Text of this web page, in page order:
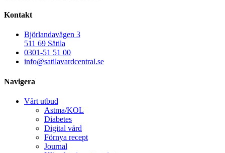
Kontakt
Björlandavägen 3
511 69 Sätila
0301-51 51 00
info@satilavardcentral.se
Navigera
Vårt utbud
Astma/KOL
Diabetes
Digital vård
Förnya recept
Journal